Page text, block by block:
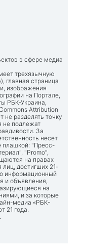
в сфере медиа
трехязычную
главная страница
изображения
на Портале,
РБК-Украина,
Attribution
разделять точку
не подлежат
За
несет
плашкой: "Пресс-
"Promo",
на правах
достигших 21-
информационный
и объявления,
на
и за которые
медиа «РБК-
21 года.